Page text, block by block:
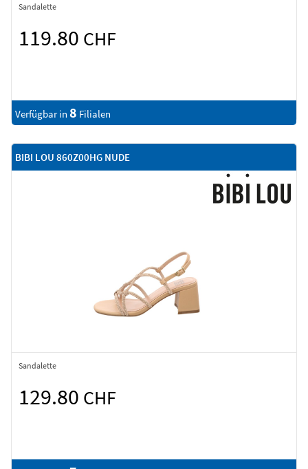
Sandalette
119.80 CHF
Verfügbar in 8 Filialen
BIBI LOU 860Z00HG NUDE
Sandalette
129.80 CHF